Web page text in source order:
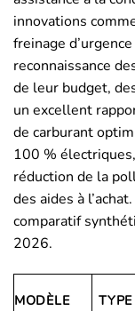
innovations
freinage
reconnaissance
de leur budget,
un excellent
de carburant
100 %
réduction de la
des aides à
comparatif
2026.
MODÈLE TYPE